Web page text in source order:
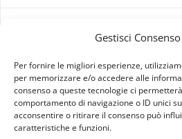
Gestisci
Per fornire le migliori esperienze,
per memorizzare e/o accedere alle
consenso a queste tecnologie ci
comportamento di navigazione o ID unici
acconsentire o ritirare il consenso può
caratteristiche e funzioni.
Indirizzi
Metodi di pagamento